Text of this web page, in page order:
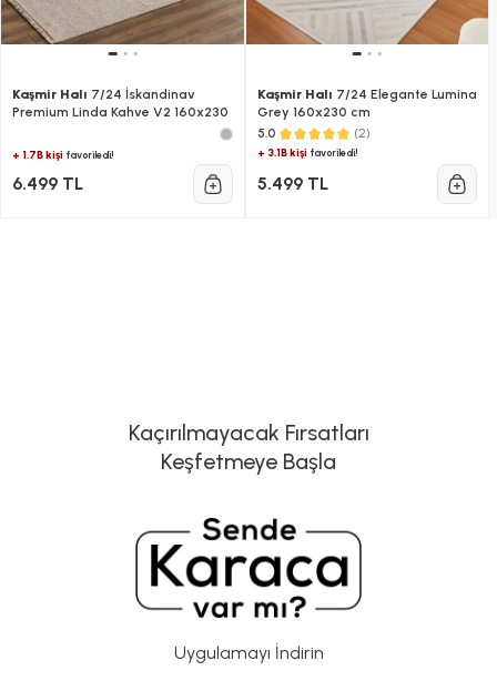
Kaşmir Halı 7/24 İskandinav
Premium Linda Kahve V2 160x230
+ 1.7B kişi favoriledi!
6.499 TL
Kaşmir Halı 7/24 Elegante Lumina
Grey 160x230 cm
5.0 (2)
+ 3.1B kişifavoriledi!
5.499 TL
Kaçırılmayacak Fırsatları
Keşfetmeye Başla
Uygulamayı İndirin